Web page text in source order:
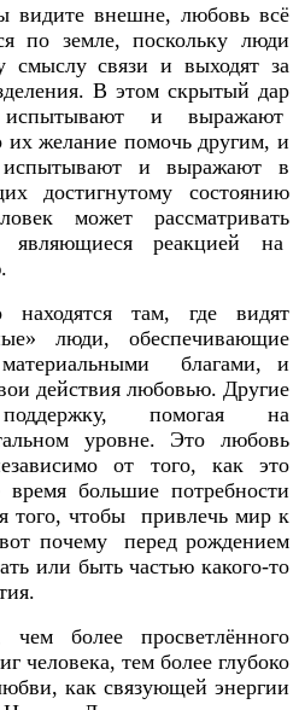
видите внешне, любовь всё
по земле, поскольку люди
смыслу связи и выходят за
В этом скрытый дар
и выражают
желание помочь другим, и
и выражают в
достигнутому состоянию
может рассматривать
являющиеся реакцией на
там, где видят
люди, обеспечивающие
благами, и
действия любовью. Другие
помогая на
уровне. Это любовь
от того, как это
большие потребности
того, чтобы привлечь мир к
почему перед рождением
или быть частью какого-то
более просветлённого
человека, тем более глубоко
как связующей энергии